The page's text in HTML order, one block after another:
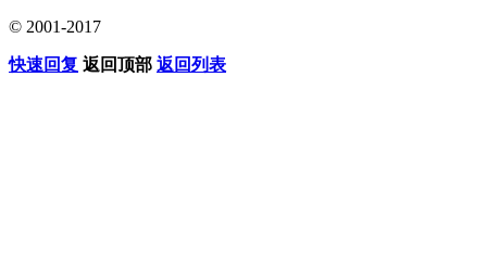
© 2001-2017
快速回复 返回顶部 返回列表